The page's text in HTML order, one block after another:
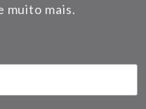
muito mais.